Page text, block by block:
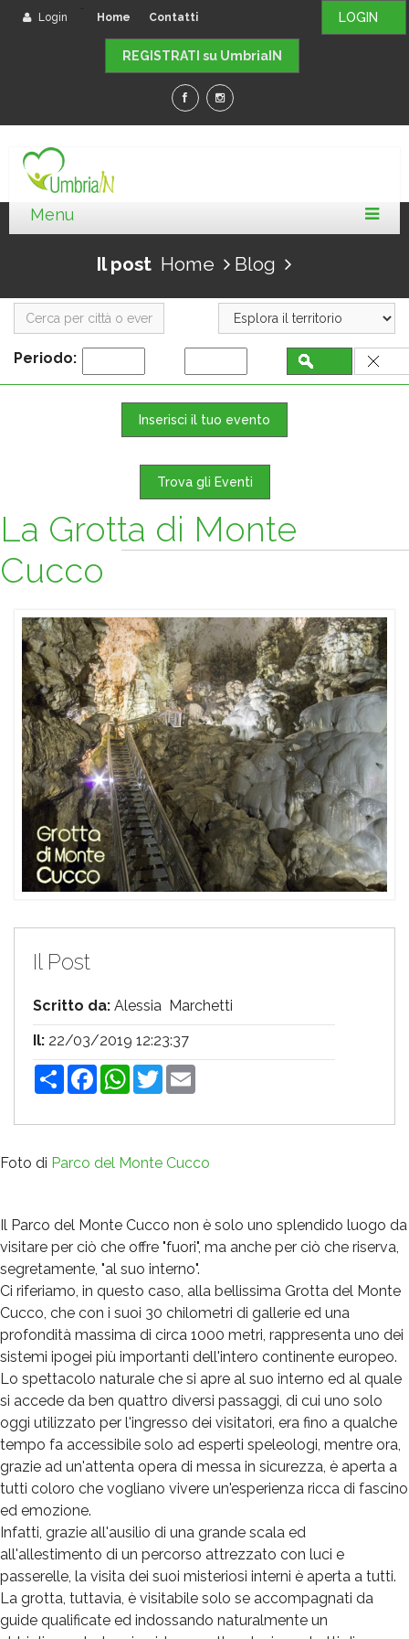
LOGIN
Login Home Contatti
REGISTRATI su UmbriaIN
Il post Home Blog
Periodo:
Inserisci il tuo evento
Trova gli Eventi
La Grotta di Monte
Cucco
Il Post
Scritto da: Alessia Marchetti
Il: 22/03/2019 12:23:37
ShareFacebookWhatsApp
Twitter
Foto di Parco del Monte Cucco
Il Parco del Monte Cucco non è solo uno splendido luogo da
visitare per ciò che offre "fuori", ma anche per ciò che riserva,
segretamente, "al suo interno".
Ci riferiamo, in questo caso, alla bellissima Grotta del Monte
Cucco, che con i suoi 30 chilometri di gallerie ed una
profondità massima di circa 1000 metri, rappresenta uno dei
sistemi ipogei più importanti dell'intero continente europeo.
Lo spettacolo naturale che si apre al suo interno ed al quale
si accede da ben quattro diversi passaggi, di cui uno solo
oggi utilizzato per l'ingresso dei visitatori, era fino a qualche
tempo fa accessibile solo ad esperti speleologi, mentre ora,
grazie ad un'attenta opera di messa in sicurezza, è aperta a
tutti coloro che vogliano vivere un'esperienza ricca di fascino
ed emozione.
Infatti, grazie all'ausilio di una grande scala ed
all'allestimento di un percorso attrezzato con luci e
passerelle, la visita dei suoi misteriosi interni è aperta a tutti.
La grotta, tuttavia, è visitabile solo se accompagnati da
guide qualificate ed indossando naturalmente un